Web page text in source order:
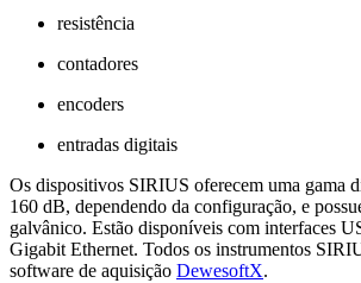
resistência
contadores
encoders
entradas digitais
Os dispositivos SIRIUS oferecem uma gama
160 dB, dependendo da configuração, e
galvânico. Estão disponíveis com interfaces
Gigabit Ethernet. Todos os instrumentos
software de aquisição DewesoftX.